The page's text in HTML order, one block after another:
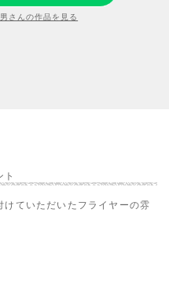
さんの作品を見る
ていただいたフライヤーの雰